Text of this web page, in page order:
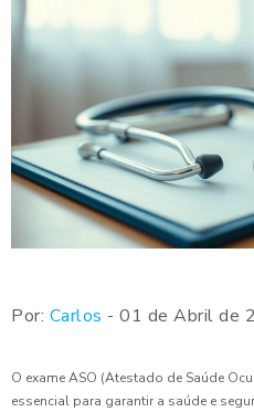
Por: Carlos - 01 de Abril de
O exame ASO (Atestado de Saúde
essencial para garantir a saúde e